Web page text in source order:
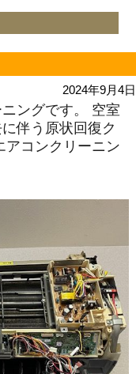
2024年9月4日
ングです。 空室
伴う原状回復ク
アコンクリーニン